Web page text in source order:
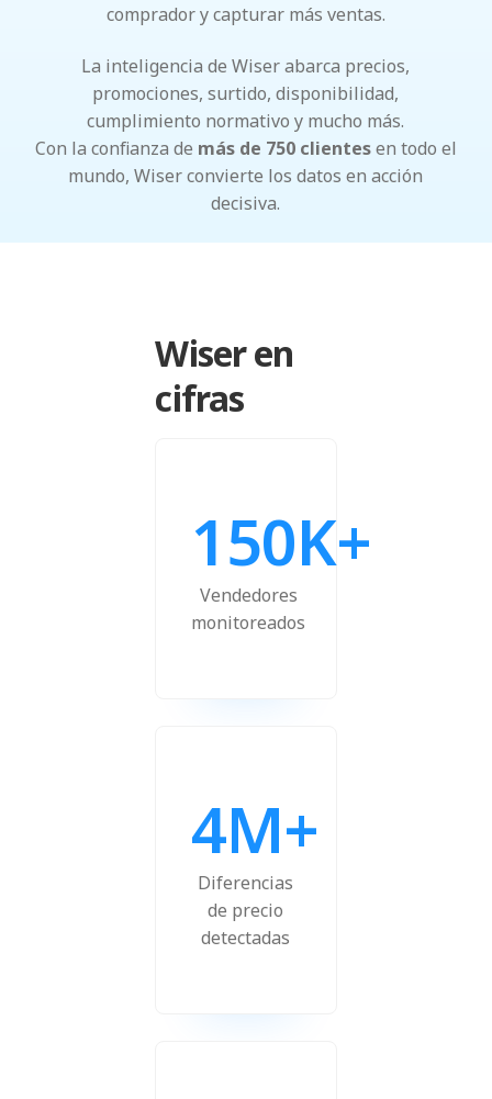
comprador y capturar más ventas.
La inteligencia de Wiser abarca precios,
promociones, surtido, disponibilidad,
cumplimiento normativo y mucho más.
Con la confianza de más de 750 clientesen todo el
mundo, Wiser convierte los datos en acción
decisiva.
Wiser en
cifras
150K+
Vendedores
monitoreados
4M+
Diferencias
de precio
detectadas